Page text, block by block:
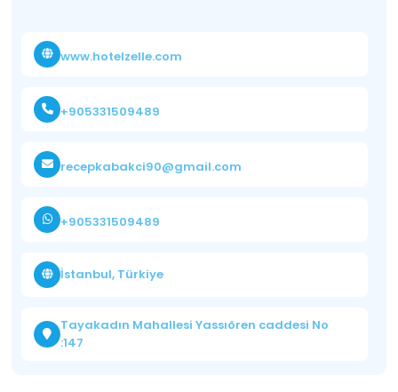
www.hotelzelle.com
+905331509489
recepkabakci90@gmail.com
+905331509489
İstanbul, Türkiye
Tayakadın Mahallesi Yassıören caddesi No
:147